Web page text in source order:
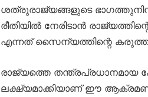
ശത്രുരാജ്യങ്ങളുടെ
രീതിയിൽ നേരിടാൻ
എന്നത് സൈന്യത്തിന്റെ കരുത്ത്
രാജ്യത്തെ തന്ത്രപ്രധാനമായ
ലക്ഷ്യമാക്കിയാണ് ഈ